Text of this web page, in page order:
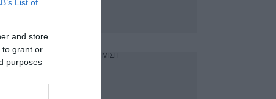
List of
and store
to grant or
purposes
ΔΙΑΦΗΜΙΣΗ